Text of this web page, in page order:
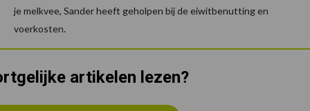
je melkvee, Sander heeft geholpen bij de eiwitbenutting en
voerkosten.
artikelen lezen?